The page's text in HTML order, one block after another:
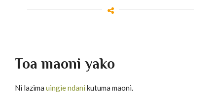
Toa maoni yako
Ni lazima uingie ndani kutuma maoni.